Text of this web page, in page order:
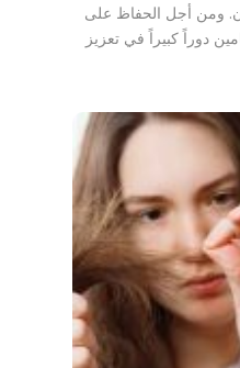
ومن أجل الحفاظ على
دوراً كبيراً في تعزيز